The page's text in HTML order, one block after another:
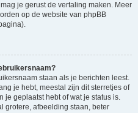
je gerust de vertaling maken. Meer
op de website van phpBB
staan als je berichten leest.
je hebt, meestal zijn dit sterretjes of
je geplaatst hebt of wat je status is.
grotere, afbeelding staan, beter